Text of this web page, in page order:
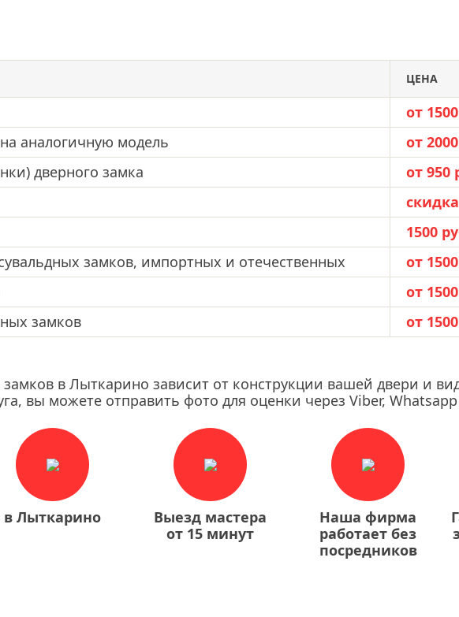
ЦЕНА
от
аналогичную модель
от
дверного замка
от 950
1500
замков, импортных и отечественных
от
от
замков
от
в Лыткарино зависит от конструкции вашей двери и
вы можете отправить фото для оценки через Viber,
в Лыткарино
Выезд мастера
от 15 минут
Наша фирма
работает без
посредников